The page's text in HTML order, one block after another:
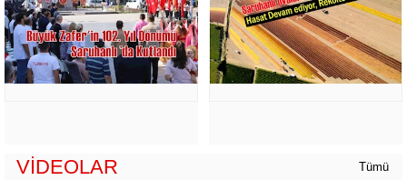
VİDEOLAR Tümü